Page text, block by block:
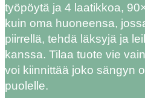
työpöytä ja 4 laatikkoa,
kuin oma huoneensa,
piirrellä, tehdä läksyjä ja
kanssa. Tilaa tuote vie
voi kiinnittää joko sängyn
puolelle.